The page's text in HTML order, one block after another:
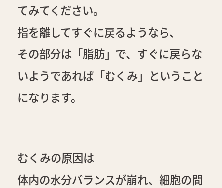
てみてください。
指を離してすぐに戻るようなら、
その部分は「脂肪」で、すぐに戻らな
いようであれば「むくみ」ということ
になります。
むくみの原因は
体内の水分バランスが崩れ、細胞の間